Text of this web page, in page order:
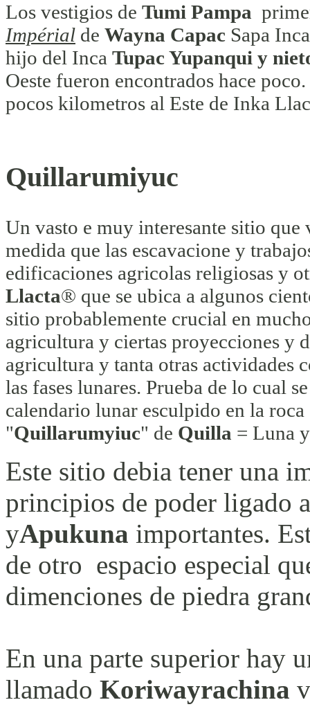
Los vestigios de Tumi Pampa
Impérial de Wayna Capac Sapa
hijo del Inca Tupac Yupanqui y
Oeste fueron encontrados hace
pocos kilometros al Este de Inka
Quillarumiyuc
Un vasto e muy interesante sitio que
medida que las escavacione y
edificaciones agricolas religiosas y
Llacta® que se ubica a algunos
sitio probablemente crucial en
agricultura y ciertas proyecciones y
agricultura y tanta otras actividades
las fases lunares. Prueba de lo cual
calendario lunar esculpido en la
"Quillarumyiuc" de Quilla = Luna
Este sitio debia tener una
principios de poder ligado
yApukuna importantes.
de otro espacio especial
dimenciones de piedra
En una parte superior hay
llamado Koriwayrachina